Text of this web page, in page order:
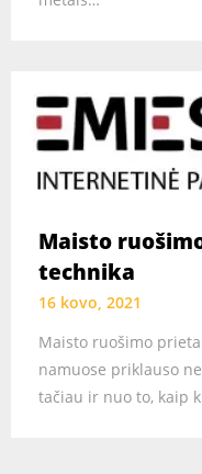
Maisto
technika
16 kovo, 2021
Maisto ruošimo
namuose priklauso
tačiau ir nuo to, kaip